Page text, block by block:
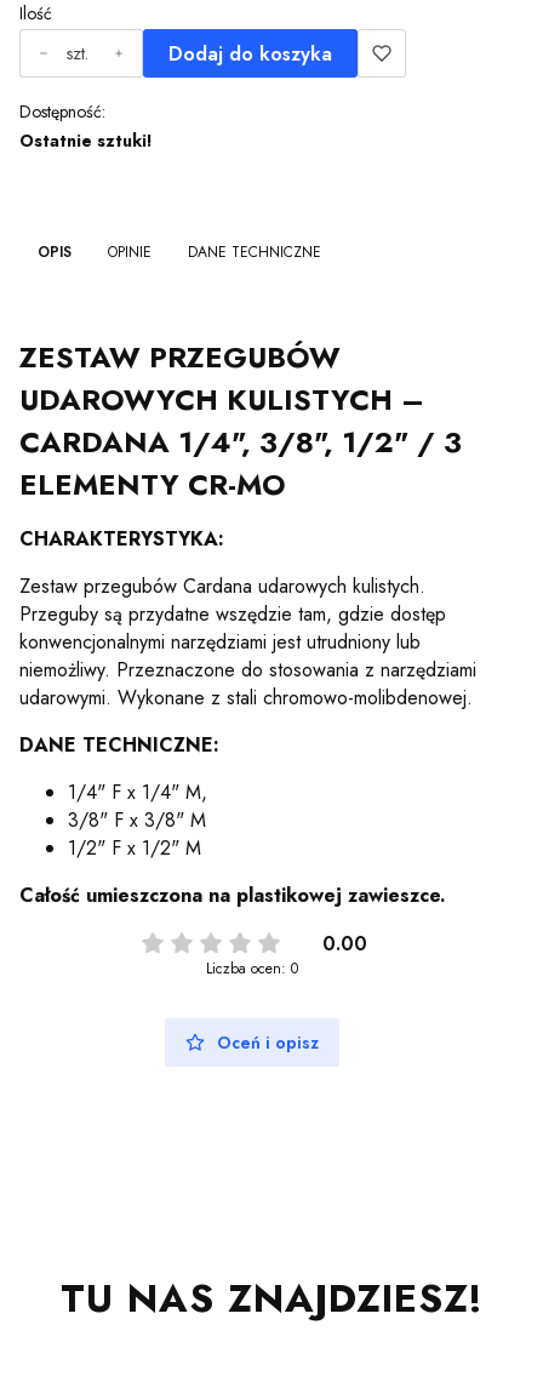
Ilość
szt.
Dodaj do koszyka
Dostępność:
Ostatnie sztuki!
OPIS OPINIE DANE TECHNICZNE
ZESTAW PRZEGUBÓW
UDAROWYCH KULISTYCH –
CARDANA 1/4", 3/8", 1/2" / 3
ELEMENTY CR-MO
CHARAKTERYSTYKA:
Zestaw przegubów Cardana udarowych kulistych.
Przeguby są przydatne wszędzie tam, gdzie dostęp
konwencjonalnymi narzędziami jest utrudniony lub
niemożliwy. Przeznaczone do stosowania z narzędziami
udarowymi. Wykonane z stali chromowo-molibdenowej.
DANE TECHNICZNE:
1/4" F x 1/4" M,
3/8" F x 3/8" M
1/2" F x 1/2" M
Całość umieszczona na plastikowej zawieszce.
0.00
Liczba ocen: 0
Oceń i opisz
TU NAS ZNAJDZIESZ!